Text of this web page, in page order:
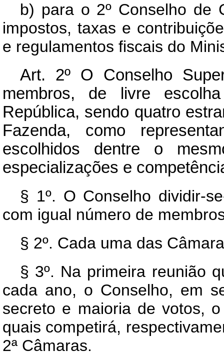
b) para o 2º Conselho de
impostos, taxas e
e regulamentos fiscais do
Art. 2º O Conselho
membros, de livre
República, sendo quatro
Fazenda, como
escolhidos dentre o
especializações e
§ 1º. O Conselho dividir-
com igual número de
§ 2º. Cada uma das
§ 3º. Na primeira reunião
cada ano, o Conselho, em
secreto e maioria de votos,
quais competirá,
2ª Câmaras.